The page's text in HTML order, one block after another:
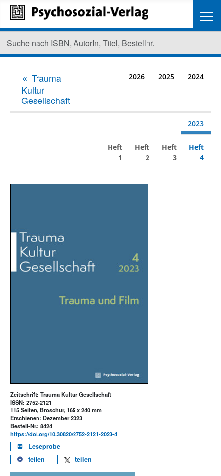
Trauma
Kultur
Gesellschaft
2026 2025 2024
2023
Heft
1
Heft
2
Heft
3
Heft
4
Zeitschrift: Trauma Kultur Gesellschaft
ISSN: 2752-2121
115 Seiten, Broschur, 165 x 240 mm
Erschienen: Dezember 2023
Bestell-Nr.: 8424
https://doi.org/10.30820/2752-2121-2023-4
Leseprobe
teilen
teilen
≡